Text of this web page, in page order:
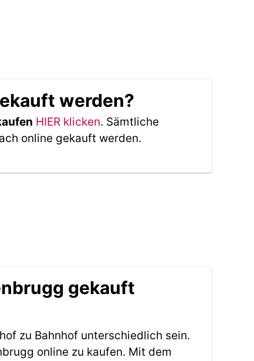
werden?
HIER klicken. Sämtliche
online gekauft werden.
gekauft
zu Bahnhof unterschiedlich sein.
online zu kaufen. Mit dem